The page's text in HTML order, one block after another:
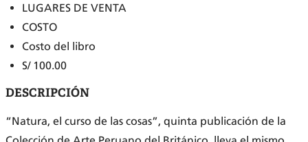
LUGARES DE VENTA
COSTO
Costo del libro
S/ 100.00
DESCRIPCIÓN
“Natura, el curso de las cosas”, quinta publicación de la